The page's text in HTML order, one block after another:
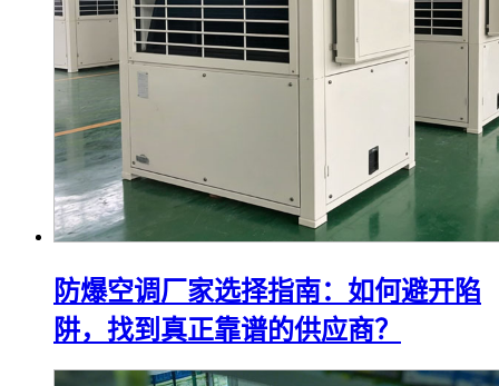
防爆空调厂家选择指南：如何避开陷
阱，找到真正靠谱的供应商？